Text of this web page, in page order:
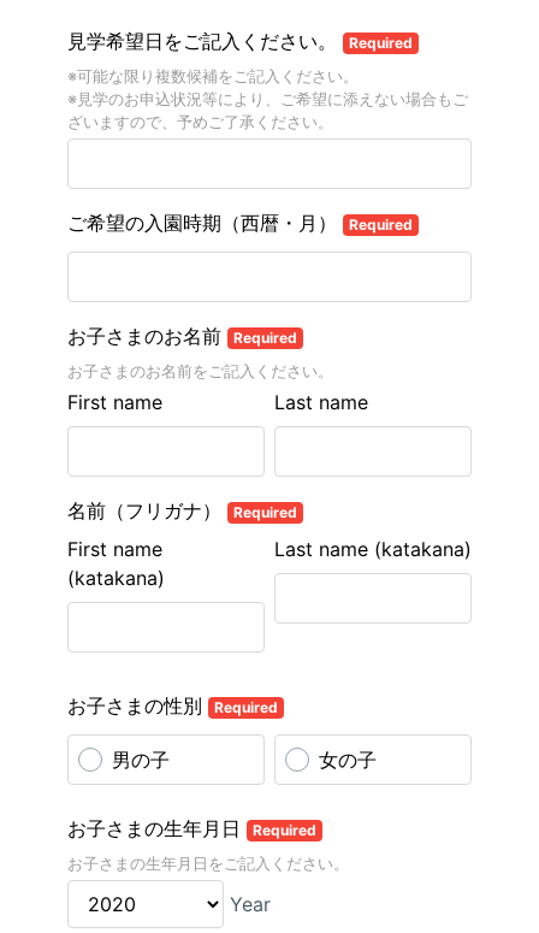
見学希望日をご記入ください。 Required
※可能な限り複数候補をご記入ください。
※見学のお申込状況等により、ご希望に添えない場合もご
ざいますので、予めご了承ください。
ご希望の入園時期（西暦・月） Required
お子さまのお名前 Required
お子さまのお名前をご記入ください。
Last name
First name
名前（フリガナ） Required
Last name (katakana)
First name
(katakana)
お子さまの性別 Required
男の子 女の子
お子さまの生年月日 Required
お子さまの生年月日をご記入ください。
Year